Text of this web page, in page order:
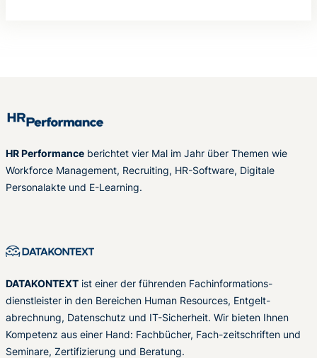
HR Performance berichtet vier Mal im Jahr über Themen wie
Workforce Management, Recruiting, HR-Software, Digitale
Personalakte und E-Learning.
DATAKONTEXT ist einer der führenden Fachinformations-
dienstleister in den Bereichen Human Resources, Entgelt-
abrechnung, Datenschutz und IT-Sicherheit. Wir bieten Ihnen
Kompetenz aus einer Hand: Fachbücher, Fach-zeitschriften und
Seminare, Zertifizierung und Beratung.